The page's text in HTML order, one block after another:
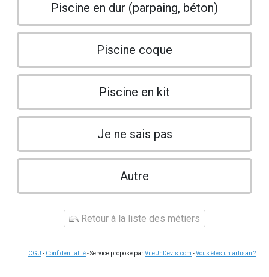
Piscine en dur (parpaing, béton)
Piscine coque
Piscine en kit
Je ne sais pas
Autre
Retour à la liste des métiers
CGU - Confidentialité- Service proposé parViteUnDevis.com -Vous êtes un artisan ?